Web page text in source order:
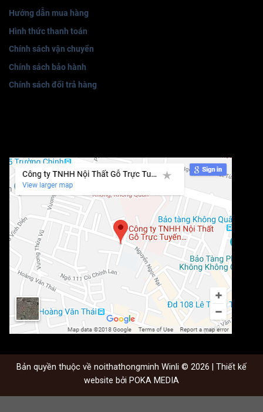
Hướng dẫn mua hàng
Hình thức thanh toán
Chính sách vận chuyển
Chính sách bảo hành
Chính sách đổi trả hàng
Bản quyền thuộc về noithathongminh Winli © 2026 | Thiết kế
website bởi POKA MEDIA